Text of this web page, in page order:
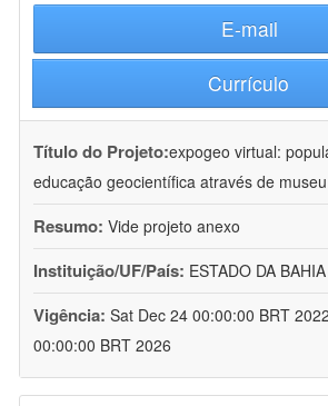
E-mail
Currículo
Título do Projeto:expogeo virtual:
educação geocientífica através de
Resumo: Vide projeto anexo
Instituição/UF/País: ESTADO DA
Vigência: Sat Dec 24 00:00:00 BRT
00:00:00 BRT 2026